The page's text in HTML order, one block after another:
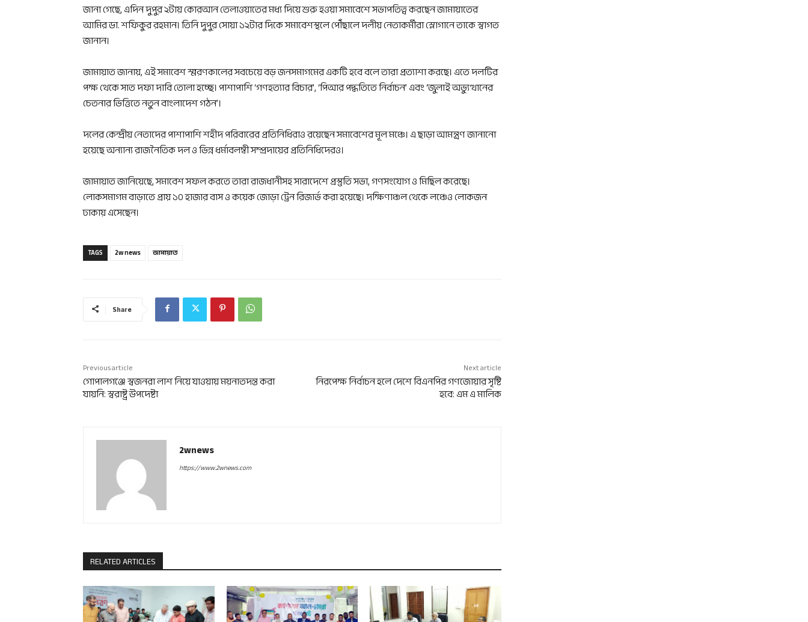
জানা গেছে, এদিন দুপুর ২টায় কোরআন তেলাওয়াতের মধ্য দিয়ে শুরু হওয়া সমাবেশে সভাপতিত্ব করছেন জামায়াতের
আমির ডা. শফিকুর রহমান। তিনি দুপুর সোয়া ১২টার দিকে সমাবেশস্থলে পৌঁছালে দলীয় নেতাকর্মীরা স্লোগানে তাকে স্বাগত
জানান।
জামায়াত জানায়, এই সমাবেশ স্মরণকালের সবচেয়ে বড় জনসমাগমের একটি হবে বলে তারা প্রত্যাশা করছে। এতে দলটির
পক্ষ থেকে সাত দফা দাবি তোলা হচ্ছে। পাশাপাশি ‘গণহত্যার বিচার’, ‘পিআর পদ্ধতিতে নির্বাচন’ এবং ‘জুলাই অভ্যুত্থানের
চেতনার ভিত্তিতে নতুন বাংলাদেশ গঠন’।
দলের কেন্দ্রীয় নেতাদের পাশাপাশি শহীদ পরিবারের প্রতিনিধিরাও রয়েছেন সমাবেশের মূল মঞ্চে। এ ছাড়া আমন্ত্রণ জানানো
হয়েছে অন্যান্য রাজনৈতিক দল ও ভিন্ন ধর্মাবলম্বী সম্প্রদায়ের প্রতিনিধিদেরও।
জামায়াত জানিয়েছে, সমাবেশ সফল করতে তারা রাজধানীসহ সারাদেশে প্রস্তুতি সভা, গণসংযোগ ও মিছিল করেছে।
লোকসমাগম বাড়াতে প্রায় ১০ হাজার বাস ও কয়েক জোড়া ট্রেন রিজার্ভ করা হয়েছে। দক্ষিণাঞ্চল থেকে লঞ্চেও লোকজন
ঢাকায় এসেছেন।
TAGS 2w news জামায়াত
Share
Previous article
গোপালগঞ্জে স্বজনরা লাশ নিয়ে যাওয়ায় ময়নাতদন্ত করা
যায়নি: স্বরাষ্ট্র উপদেষ্টা
Next article
নিরপেক্ষ নির্বাচন হলে দেশে বিএনপির গণজোয়ার সৃষ্টি
হবে: এম এ মালিক
2wnews
https://www.2wnews.com
RELATED ARTICLES